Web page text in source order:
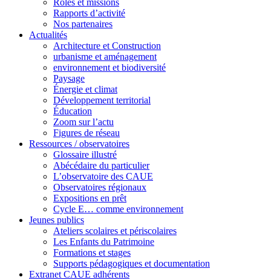
Rôles et missions
Rapports d’activité
Nos partenaires
Actualités
Architecture et Construction
urbanisme et aménagement
environnement et biodiversité
Paysage
Énergie et climat
Développement territorial
Éducation
Zoom sur l’actu
Figures de réseau
Ressources / observatoires
Glossaire illustré
Abécédaire du particulier
L’observatoire des CAUE
Observatoires régionaux
Expositions en prêt
Cycle E… comme environnement
Jeunes publics
Ateliers scolaires et périscolaires
Les Enfants du Patrimoine
Formations et stages
Supports pédagogiques et documentation
Extranet CAUE adhérents